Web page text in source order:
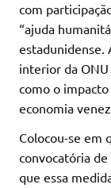
com
“ajuda
estadunidense.
interior da
como o
economia
Colocou-se em
convocatória
que essa